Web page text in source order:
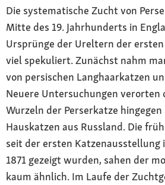
Die systematische Zucht von
Mitte des 19. Jahrhunderts in
Ursprünge der Ureltern der
viel spekuliert. Zunächst nahm
von persischen Langhaarkatzen
Neuere Untersuchungen verorten
Wurzeln der Perserkatze
Hauskatzen aus Russland. Die
seit der ersten Katzenausstellung
1871 gezeigt wurden, sahen der
kaum ähnlich. Im Laufe der